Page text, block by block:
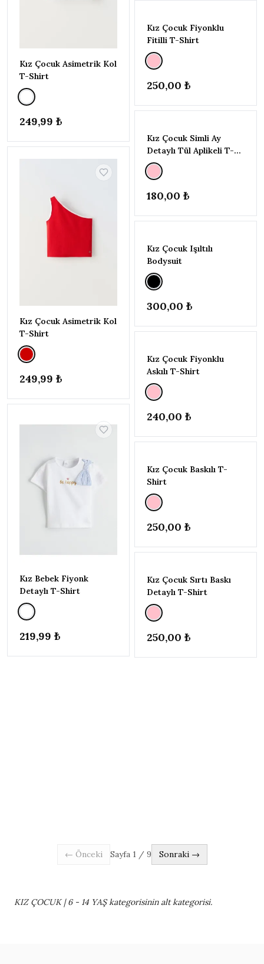
110CM)
5-6
YAŞ
(110-
116CM)
YAŞ
122CM)
9-10
10-11
YAŞ
(140-
146CM)
11-12
(146-
12-13
(152-
YAŞ
(158-
164CM)
Kız Çocuk Asimetrik Kol
T-Shirt
249,99 ₺
Kız Çocuk Asimetrik Kol
T-Shirt
249,99 ₺
Kız Bebek Fiyonk
Detaylı T-Shirt
219,99 ₺
Kız Çocuk Fiyonklu
Fitilli T-Shirt
250,00 ₺
Kız Çocuk Simli Ay
Detaylı Tül Aplikeli T-
Shirt
180,00 ₺
Kız Çocuk Işıltılı
Bodysuit
300,00 ₺
Kız Çocuk Fiyonklu
Askılı T-Shirt
240,00 ₺
Kız Çocuk Baskılı T-
Shirt
250,00 ₺
Kız Çocuk Sırtı Baskı
Detaylı T-Shirt
250,00 ₺
← Önceki Sayfa 1/ 9 Sonraki →
KIZ ÇOCUK | 6 - 14 YAŞ kategorisinin alt kategorisi.